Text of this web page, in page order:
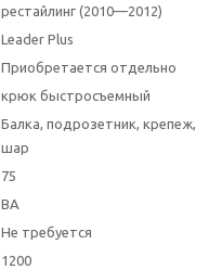
рестайлинг (2010—2012)
Leader Plus
Приобретается отдельно
крюк быстросъемный
Балка, подрозетник, крепеж,
шар
75
BA
Не требуется
1200